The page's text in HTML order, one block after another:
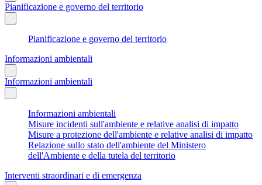
Pianificazione e governo del territorio
Pianificazione e governo del territorio
Informazioni ambientali
Informazioni ambientali
Informazioni ambientali
Misure incidenti sull'ambiente e relative analisi di impatto
Misure a protezione dell'ambiente e relative analisi di impatto
Relazione sullo stato dell'ambiente del Ministero
dell'Ambiente e della tutela del territorio
Interventi straordinari e di emergenza